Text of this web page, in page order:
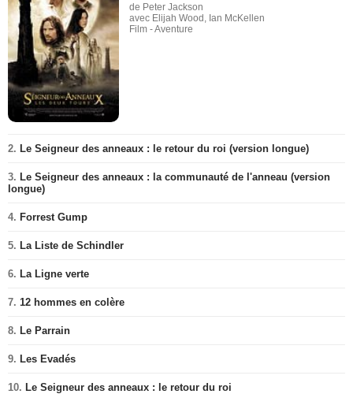
de Peter Jackson
avec Elijah Wood, Ian McKellen
Film - Aventure
2. Le Seigneur des anneaux : le retour du roi (version longue)
3. Le Seigneur des anneaux : la communauté de l'anneau (version
longue)
4. Forrest Gump
5. La Liste de Schindler
6. La Ligne verte
7. 12 hommes en colère
8. Le Parrain
9. Les Evadés
10. Le Seigneur des anneaux : le retour du roi